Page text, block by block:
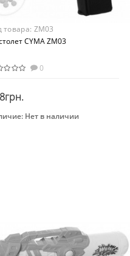
товара: ZM03
CYMA ZM03
0
Закончился
Нет в наличии